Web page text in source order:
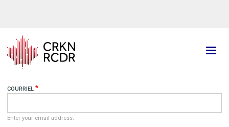
principal
COURRIEL
Enter your email address.